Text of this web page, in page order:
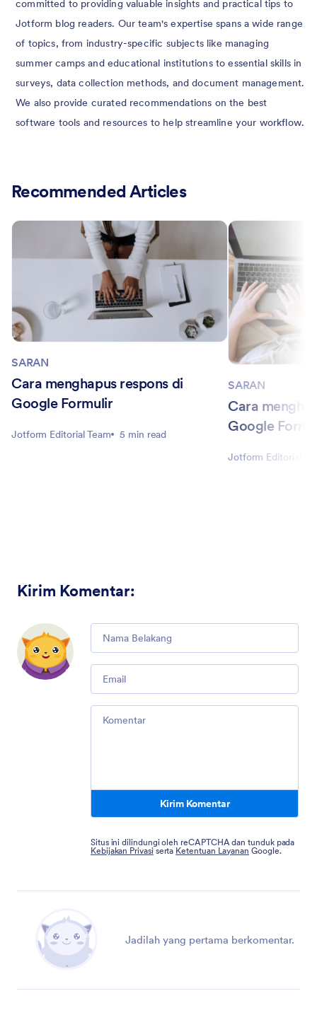
committed to providing valuable insights and practical tips to
Jotform blog readers. Our team's expertise spans a wide range
of topics, from industry-specific subjects like managing
summer camps and educational institutions to essential skills in
surveys, data collection methods, and document management.
We also provide curated recommendations on the best
software tools and resources to help streamline your workflow.
Recommended Articles
SARAN
Cara menghapus respons di
Google Formulir
Jotform Editorial Team 5 min read
SARAN
Cara
Google
Jotform Editorial
Kirim Komentar:
Comment
Email
Comment
Kirim Komentar
Situs ini dilindungi oleh reCAPTCHA dan tunduk pada
Kebijakan Privasiserta Ketentuan Layanan Google.
Jadilah yang pertama berkomentar.